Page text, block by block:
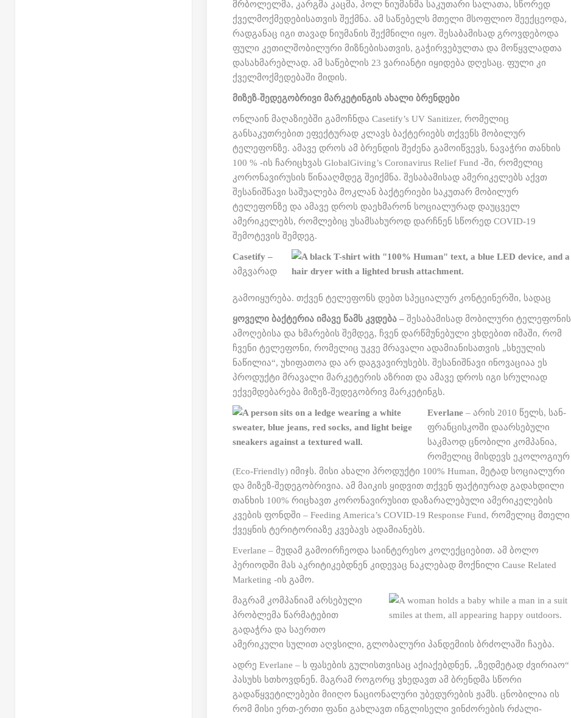
მრბოლელმა, კარგმა კაცმა, პოლ ნიუმანმა საკუთარი სალათა, სწორედ
ქველმოქმედებისათვის შექმნა. ამ საწებელს მთელი მსოფლიო შეექცეოდა,
რადგანაც იგი თავად ნიუმანის შექმნილი იყო. შესაბამისად გროვდებოდა
ფული კეთილშობილური მიზნებისათვის, გაჭირვებულთა და მოწყვლადთა
დასახმარებლად. ამ საწებლის 23 ვარიანტი იყიდება დღესაც. ფული კი
ქველმოქმედებაში მიდის.
მიზეზ-შედეგობრივი მარკეტინგის ახალი ბრენდები
ონლაინ მაღაზიებში გამოჩნდა Casetify’s UV Sanitizer, რომელიც
განსაკუთრებით ეფექტურად კლავს ბაქტერიებს თქვენს მობილურ
ტელეფონზე. ამავე დროს ამ ბრენდის შეძენა გამოიწვევს, ნავაჭრი თანხის
100 % -ის ჩარიცხვას GlobalGiving’s Coronavirus Relief Fund -ში, რომელიც
კორონავირუსის წინააღმდეგ შეიქმნა. შესაბამისად ამერიკელებს აქვთ
შესანიშნავი საშუალება მოკლან ბაქტერიები საკუთარ მობილურ
ტელეფონზე და ამავე დროს დაეხმარონ სოციალურად დაუცველ
ამერიკელებს, რომლებიც უსამსახუროდ დარჩნენ სწორედ COVID-19
შემოტევის შემდეგ.
Casetify –
ამგვარად
გამოიყურება. თქვენ ტელეფონს დებთ სპეციალურ კონტეინერში, სადაც
ყოველი ბაქტერია იმავე წამს კვდება – შესაბამისად მობილური ტელეფონის
ამოღებისა და ხმარების შემდეგ, ჩვენ დარწმუნებული ვხდებით იმაში, რომ
ჩვენი ტელეფონი, რომელიც უკვე მრავალი ადამიანისათვის „სხეულის
ნაწილია“, უხიფათოა და არ დაგვავირუსებს. შესანიშნავი ინოვაციაა ეს
პროდუქტი მრავალი მარკეტერის აზრით და ამავე დროს იგი სრულიად
ექვემდებარება მიზეზ-შედეგობრივ მარკეტინგს.
Everlane – არის 2010 წელს, სან-
ფრანცისკოში დაარსებული
საკმაოდ ცნობილი კომპანია,
რომელიც მისდევს ეკოლოგიურ
(Eco-Friendly) იმიჯს. მისი ახალი პროდუქტი 100% Human, მეტად სოციალური
და მიზეზ-შედეგობრივია. ამ მაიკის ყიდვით თქვენ ფაქტიურად გადახდილი
თანხის 100% რიცხავთ კორონავირუსით დაზარალებული ამერიკელების
კვების ფონდში – Feeding America’s COVID-19 Response Fund, რომელიც მთელი
ქვეყნის ტერიტორიაზე კვებავს ადამიანებს.
Everlane – მუდამ გამოირჩეოდა საინტერესო კოლექციებით. ამ ბოლო
პერიოდში მას აკრიტიკებდნენ კიდევაც ნაკლებად მოქნილი Cause Related
Marketing -ის გამო.
მაგრამ კომპანიამ არსებული
პრობლემა წარმატებით
გადაჭრა და საერთო
ამერიკული სულით აღვსილი, გლობალური პანდემიის ბრძოლაში ჩაება.
ადრე Everlane – ს ფასების გულისთვისაც აქიაქებდნენ, „ზედმეტად ძვირიაო“
პასუხს სთხოვდნენ. მაგრამ როგორც ვხედავთ ამ ბრენდმა სწორი
გადაწყვეტილებები მიიღო ნაციონალური უბედურების ჟამს. ცნობილია ის
რომ მისი ერთ-ერთი ფანი გახლავთ ინგლისელი ვინძორების რძალი-